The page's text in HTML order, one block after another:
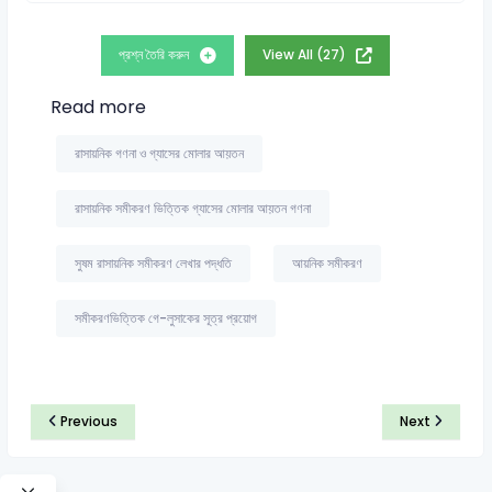
প্রশ্ন তৈরি করুন View All (27)
Read more
রাসায়নিক গণনা ও গ্যাসের মোলার আয়তন
রাসায়নিক সমীকরণ ভিত্তিক গ্যাসের মোলার আয়তন গণনা
সুষম রাসায়নিক সমীকরণ লেখার পদ্ধতি আয়নিক সমীকরণ
সমীকরণভিত্তিক গে-লুসাকের সূত্র প্রয়োগ
Previous Next